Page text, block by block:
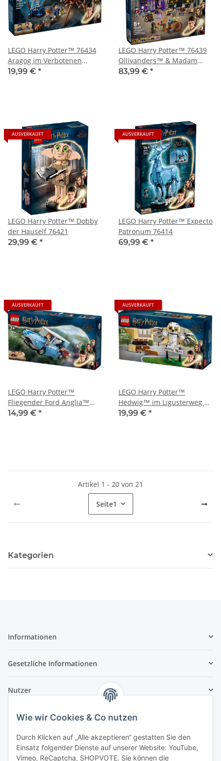
Wie wir Cookies & Co nutzen
Durch Klicken auf „Alle akzeptieren“ gestatten Sie den
Einsatz folgender Dienste auf unserer Website: YouTube,
Vimeo, ReCaptcha, SHOPVOTE. Sie können die
LEGO Harry Potter™ 76434
Aragog im Verbotenen
Wald™
19,99 € *
LEGO Harry Potter™ 76439
Ollivanders™ & Madam
Malkins Anzüge
83,99 € *
AUSVERKAUFT
LEGO Harry Potter™ Dobby
der Hauself 76421
29,99 € *
AUSVERKAUFT
LEGO Harry Potter™ Expecto
Patronum 76414
69,99 € *
AUSVERKAUFT
LEGO Harry Potter™
Fliegender Ford Anglia™
76424
14,99 € *
AUSVERKAUFT
LEGO Harry Potter™
Hedwig™ im Ligusterweg 4
76425
19,99 € *
Artikel 1 - 20 von 21
Seite1
Kategorien
Informationen
Gesetzliche Informationen
Nutzer